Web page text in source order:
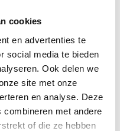
cookies
en advertenties te
social media te bieden
Ook delen we
site met onze
en analyse. Deze
combineren met andere
of die ze hebben
voor uw groene
bij het planten
over geschikte
van begin tot